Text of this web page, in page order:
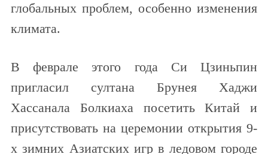
глобальных проблем, особенно изменения
климата.
В феврале этого года Си Цзиньпин
пригласил султана Брунея Хаджи
Хассанала Болкиаха посетить Китай и
присутствовать на церемонии открытия 9-
х зимних Азиатских игр в ледовом городе